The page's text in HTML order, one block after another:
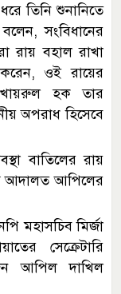
তিনি শুনানিতে
সংবিধানের
রায় বহাল রাখা
ওই রায়ের
খায়রুল হক তার
অপরাধ হিসেবে
বাতিলের রায়
আদালত আপিলের
মহাসচিব মির্জা
সেক্রেটারি
আপিল দাখিল